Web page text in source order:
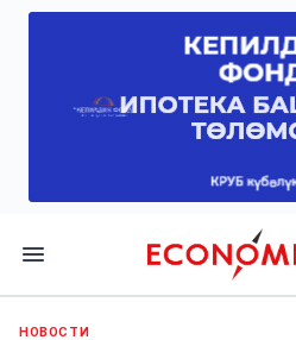
Economist.kg
НОВОСТИ